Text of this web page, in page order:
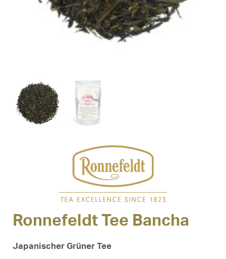
Ronnefeldt Tee Bancha
Japanischer Grüner Tee